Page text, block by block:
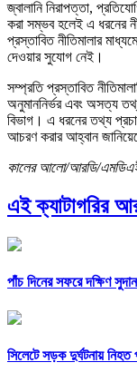
জ্বালানি নিরাপত্তা,
করা সম্ভব হলেই এ ধরনের
প্রস্তাবিত নীতিমালার
দেওয়ার সুযোগ নেই।
সম্প্রতি প্রস্তাবিত
অনুমাননির্ভর এবং অসত্য
বিভাগ। এ ধরনের তথ্য
আচরণ করার আহ্বান
কালের আলো/আরডি/
এই ক্যাটাগরির
পাঁচ দিনের সফরে দক্ষিণ
সিলেটে সড়ক দুর্ঘটনায় নিহত